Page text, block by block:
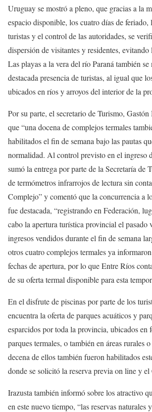
Uruguay se mostró a pleno, que gracias a la
espacio disponible, los cuatro días de
turistas y el control de las autoridades, se
dispersión de visitantes y residentes,
Las playas a la vera del río Paraná también se
destacada presencia de turistas, al igual que
ubicados en ríos y arroyos del interior de la
Por su parte, el secretario de Turismo,
que “una docena de complejos termales
habilitados el fin de semana bajo las pautas
normalidad. Al control previsto en el ingreso
sumó la entrega por parte de la Secretaría de
de termómetros infrarrojos de lectura sin
Complejo” y comentó que la concurrencia a
fue destacada, “registrando en Federación,
cabo la apertura turística provincial el pasado
ingresos vendidos durante el fin de semana
otros cuatro complejos termales ya
fechas de apertura, por lo que Entre Ríos
de su oferta termal disponible para esta
En el disfrute de piscinas por parte de los
encuentra la oferta de parques acuáticos y
esparcidos por toda la provincia, ubicados en
parques termales, o también en áreas rurales
decena de ellos también fueron habilitados
donde se solicitó la reserva previa on line y
Irazusta también informó sobre los atractivo
en este nuevo tiempo, “las reservas naturales